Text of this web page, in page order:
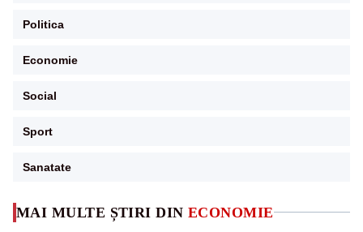
MAI MULTE ȘTIRI DIN ECONOMIE
Politica
Economie
Social
Sport
Sanatate